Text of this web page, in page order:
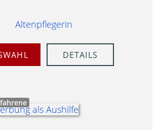
Altenpflegerin
DETAILS